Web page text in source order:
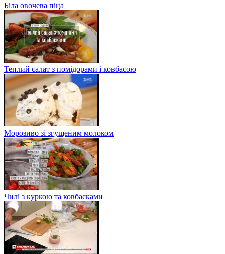
Біла овочева піца
Теплий салат з помідорами і ковбасою
Морозиво зі згущеним молоком
Чилі з куркою та ковбасками